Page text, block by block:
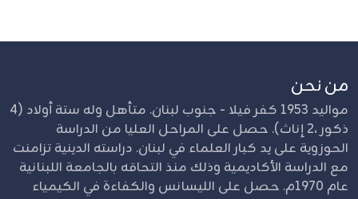
من نحن
مواليد 1953 كفر فيلا - جنوب لبنان. متأهل وله ستة أولاد (4
ذكور ،2 إناث). حصل على المراحل العليا من الدراسة
الحوزوية على يد كبار العلماء في لبنان. دراسته الدينية تزامنت
مع الدراسة الأكاديمية وذلك منذ التحاقه بالجامعة اللبنانية
عام 1970م. حصل على الليسانس والكفاءة في الكيمياء